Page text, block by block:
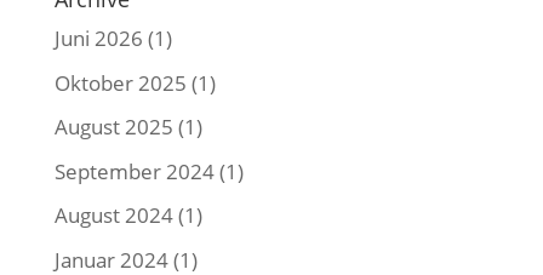
Juni 2026 (1)
Oktober 2025 (1)
August 2025 (1)
September 2024(1)
August 2024(1)
Januar 2024(1)